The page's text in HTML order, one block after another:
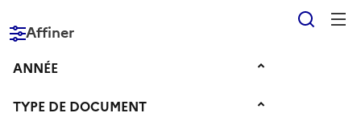
FRANÇAISE
Affiner
Année
ANNÉE
Type de document
TYPE DE DOCUMENT